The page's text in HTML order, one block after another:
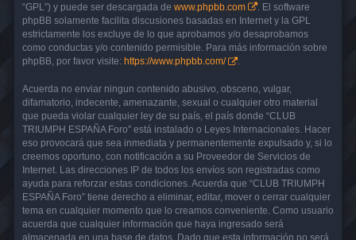
“GPL”) y puede ser descargada de www.phpbb.com
. El software
phpBB solamente facilita discusiones basadas en Internet y la GPL
estrictamente los excluye de lo que aprobamos y/o desaprobamos
como conductas y/o contenido permisible. Para más información sobre
phpBB, por favor visite: https://www.phpbb.com/ .
Acuerda no enviar ningun contenido abusivo, obsceno, vulgar,
difamatorio, indecente, amenazante, sexual o cualquier otro material
que pueda violar cualquier ley de su país, el país donde “CLUB
TRIUMPH ESPAÑA Foro” está instalado o Leyes Internacionales. Hacer
eso provocará que sea inmediata y permanentemente expulsado y, si lo
creemos oportuno, con notificación a su Proveedor de Servicios de
Internet. Las direcciones IP de todos los envíos son registradas como
ayuda para reforzar estas condiciones. Acuerda que “CLUB TRIUMPH
ESPAÑA Foro” tiene derecho a eliminar, editar, mover o cerrar cualquier
tema en cualquier momento que lo creamos conveniente. Como usuario
acuerda que cualquier información que haya ingresado será
almacenada en una base de datos. Dado que esta información no será